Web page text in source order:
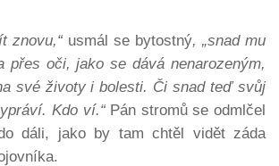
znovu,“ usmál se bytostný, „snad mu
přes oči, jako se dává nenarozeným,
své životy i bolesti. Či snad teď svůj
Kdo ví.“Pán stromů se odmlčel
dáli, jako by tam chtěl vidět záda